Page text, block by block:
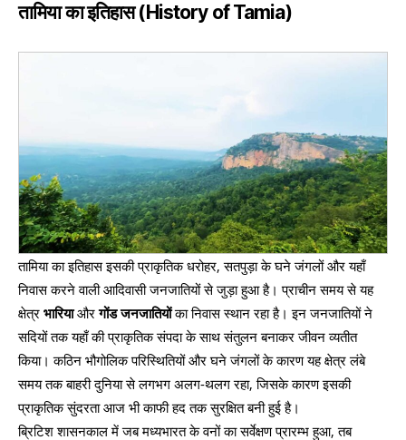
तामिया का इतिहास(History of Tamia)
तामिया का इतिहास इसकी प्राकृतिक धरोहर, सतपुड़ा के घने जंगलों और यहाँ
निवास करने वाली आदिवासी जनजातियों से जुड़ा हुआ है। प्राचीन समय से यह
क्षेत्र भारियाऔरगोंड जनजातियोंका निवास स्थान रहा है। इन जनजातियों ने
सदियों तक यहाँ की प्राकृतिक संपदा के साथ संतुलन बनाकर जीवन व्यतीत
किया। कठिन भौगोलिक परिस्थितियों और घने जंगलों के कारण यह क्षेत्र लंबे
समय तक बाहरी दुनिया से लगभग अलग-थलग रहा, जिसके कारण इसकी
प्राकृतिक सुंदरता आज भी काफी हद तक सुरक्षित बनी हुई है।
ब्रिटिश शासनकाल में जब मध्यभारत के वनों का सर्वेक्षण प्रारम्भ हुआ, तब